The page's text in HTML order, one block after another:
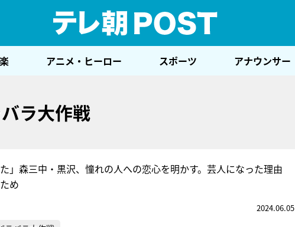
アニメ・ヒーロー スポーツ アナウンサー
ラ大作戦
た」森三中・黒沢、憧れの人への恋心を明かす。芸人になった理由
め
2024.06.05